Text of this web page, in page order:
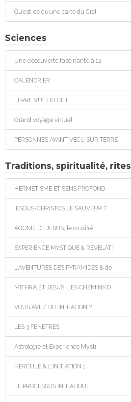
Qu’est-ce qu’une carte du Ciel
Sciences
Une découverte fascinante à 12
CALENDRIER
TERRE VUE DU CIEL
Grand voyage virtuel
PERSONNES AYANT VECU SUR TERRE
Traditions, spiritualité, rites
HERMETISME ET SENS PROFOND
IESOUS-CHRISTOS LE SAUVEUR ?
AGONIE DE JESUS, le cruxifié
EXPERIENCE MYSTIQUE & REVELATI
L'AVENTURES DES PYRAMIDES & de
MITHRA ET JESUS, LES CHEMINS D
VOUS AVEZ DIT INITIATION ?
LES 3 FENETRES
Astrologie et Expérience Mysti
HERCULE & L'INITIATION 1
LE PROCESSUS INITIATIQUE